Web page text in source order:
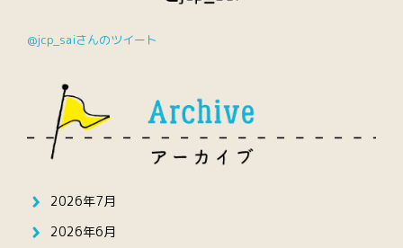
@jcp_saiさんのツイート
2026年7月
2026年6月